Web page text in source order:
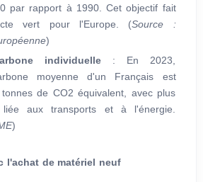
par rapport à 1990. Cet objectif fait
vert pour l'Europe. (Source :
)
individuelle: En 2023,
moyenne d'un Français est
de CO2 équivalent, avec plus
aux transports et à l'énergie.
)
l'achat de matériel neuf